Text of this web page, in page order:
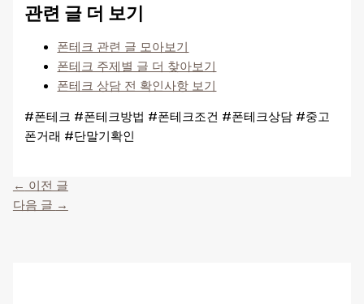
관련 글 더 보기
폰테크 관련 글 모아보기
폰테크 주제별 글 더 찾아보기
폰테크 상담 전 확인사항 보기
#폰테크 #폰테크방법 #폰테크조건 #폰테크상담 #중고
폰거래 #단말기확인
← 이전 글
다음 글 →